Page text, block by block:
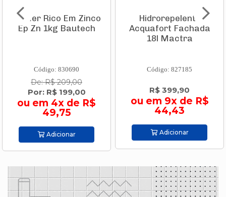
Primer Rico Em Zinco
Ep Zn 1kg Bautech
Código: 830690
De: R$ 209,00
Por: R$ 199,00
ou em 4x de R$
49,75
Adicionar
Hidrorepelente
Acquafort Fachada
18l Mactra
Código: 827185
R$ 399,90
ou em 9x de R$
44,43
Adicionar